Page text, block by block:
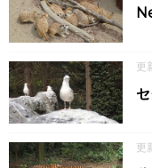
更
更